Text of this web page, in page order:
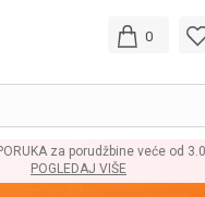
0
za porudžbine veće od
POGLEDAJ VIŠE